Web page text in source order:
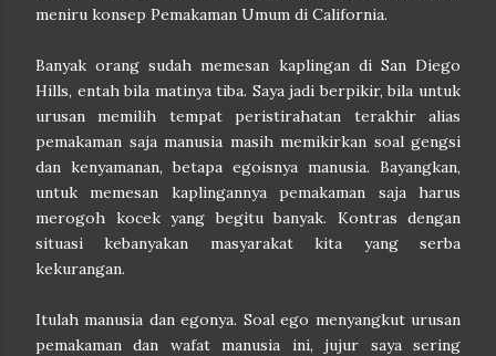
meniru konsep Pemakaman Umum di California.
Banyak orang sudah memesan kaplingan di San Diego
Hills, entah bila matinya tiba. Saya jadi berpikir, bila untuk
urusan memilih tempat peristirahatan terakhir alias
pemakaman saja manusia masih memikirkan soal gengsi
dan kenyamanan, betapa egoisnya manusia. Bayangkan,
untuk memesan kaplingannya pemakaman saja harus
merogoh kocek yang begitu banyak. Kontras dengan
situasi kebanyakan masyarakat kita yang serba
kekurangan.
Itulah manusia dan egonya. Soal ego menyangkut urusan
pemakaman dan wafat manusia ini, jujur saya sering